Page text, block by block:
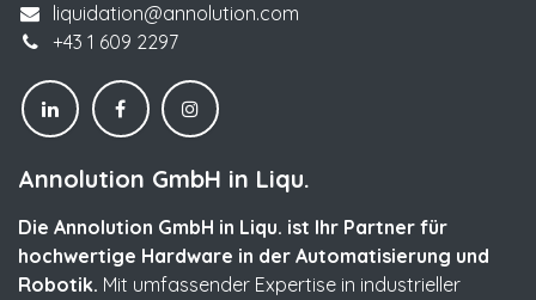
liquidation@annolution.com
+43 1 609 2297
Annolution GmbH in Liqu.
Die Annolution GmbH in Liqu. ist Ihr Partner für
hochwertige Hardware in der Automatisierung und
Robotik. Mit umfassender Expertise in industrieller